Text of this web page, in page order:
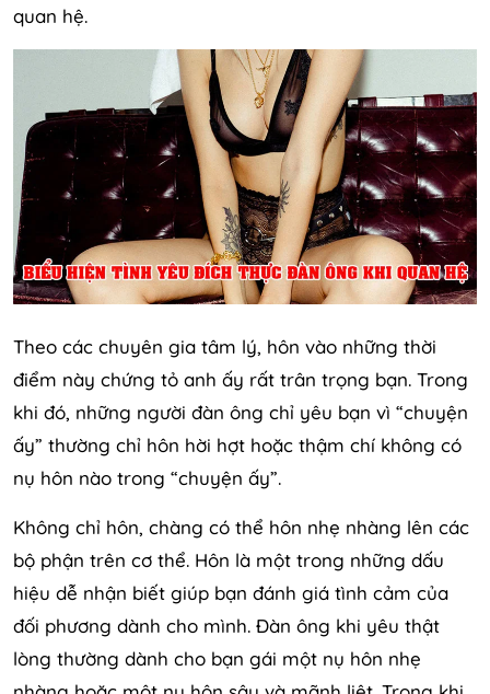
quan hệ.
Theo các chuyên gia tâm lý, hôn vào những thời
điểm này chứng tỏ anh ấy rất trân trọng bạn. Trong
khi đó, những người đàn ông chỉ yêu bạn vì “chuyện
ấy” thường chỉ hôn hời hợt hoặc thậm chí không có
nụ hôn nào trong “chuyện ấy”.
Không chỉ hôn, chàng có thể hôn nhẹ nhàng lên các
bộ phận trên cơ thể. Hôn là một trong những dấu
hiệu dễ nhận biết giúp bạn đánh giá tình cảm của
đối phương dành cho mình. Đàn ông khi yêu thật
lòng thường dành cho bạn gái một nụ hôn nhẹ